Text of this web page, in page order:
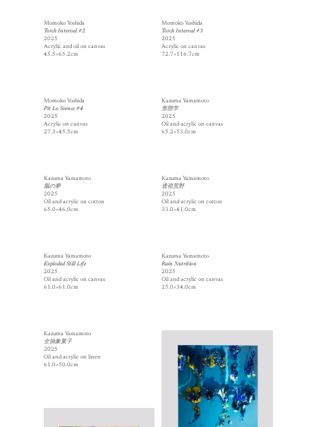
Momoko Yoshida
Torch Interval #2
2025
Acrylic and oil on canvas
45.5×65.2cm
Momoko Yoshida
Pit Lo Ssence #4
2025
Acrylic on canvas
27.3×45.5cm
Kazuma Yamamoto
脳の夢
2025
Oil and acrylic on cotton
65.0×46.0cm
Kazuma Yamamoto
Exploded Still Life
2025
Oil and acrylic on canvas
61.0×61.0cm
Kazuma Yamamoto
全抽象菓子
2025
Oil and acrylic on linen
61.0×50.0cm
Momoko Yoshida
Torch Interval #3
2025
Acrylic on canvas
72.7×116.7cm
Kazuma Yamamoto
形態学
2025
Oil and acrylic on canvas
65.2×53.0cm
Kazuma Yamamoto
透視荒野
2025
Oil and acrylic on cotton
33.0×41.0cm
Kazuma Yamamoto
Rain Nutrition
2025
Oil and acrylic on canvas
25.0×34.0cm